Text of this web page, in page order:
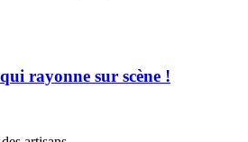
rayonne sur scène !